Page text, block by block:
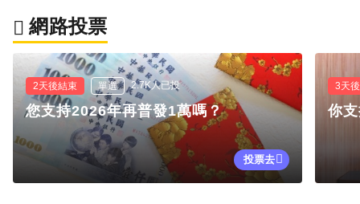
網路投票
2天後結束 單選 2.7K人已投
您支持2026年再普發1萬嗎？
投票去
3天
你